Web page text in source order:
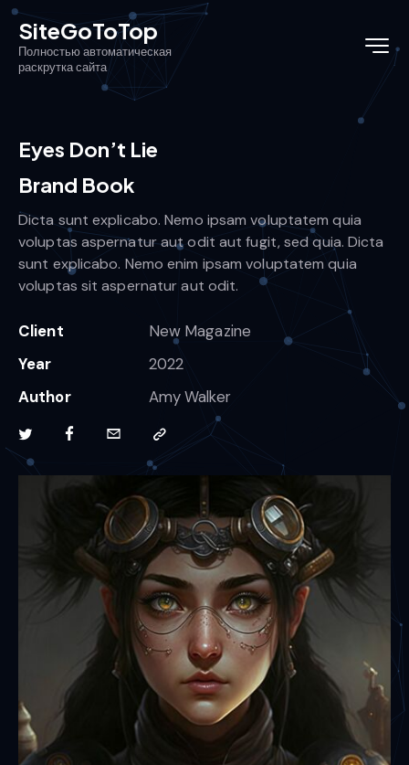
SiteGoToTop
Полностью автоматическая
раскрутка сайта
Eyes Don’t Lie
Brand Book
Dicta sunt explicabo. Nemo ipsam voluptatem quia
voluptas aspernatur aut odit aut fugit, sed quia. Dicta
sunt explicabo. Nemo enim ipsam voluptatem quia
voluptas sit aspernatur aut odit.
Client
New Magazine
Year
2022
Author
Amy Walker